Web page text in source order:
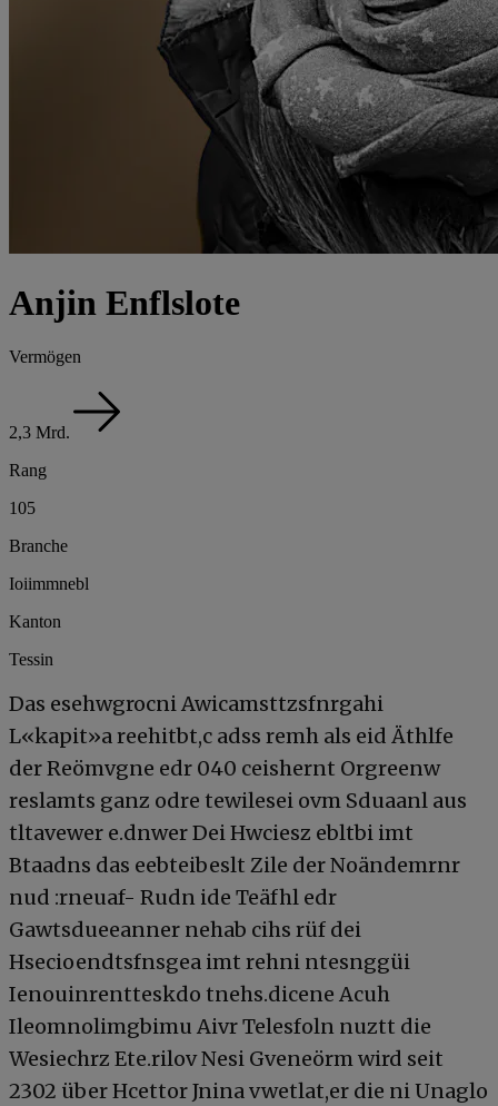
Anjin Enflslote
Vermögen
2,3 Mrd.
Rang
105
Branche
Ioiimmnebl
Kanton
Tessin
Das esehwgrocni Awicamsttzsfnrgahi
L«kapit»a reehitbt,c adss remh als eid Äthlfe
der Reömvgne edr 040 ceishernt Orgreenw
reslamts ganz odre tewilesei ovm Sduaanl aus
tltavewer e.dnwer Dei Hwciesz ebltbi imt
Btaadns das eebteibeslt Zile der Noändemrnr
nud :rneuaf- Rudn ide Teäfhl edr
Gawtsdueean­ner nehab cihs rüf dei
Hsecioendtsfnsgea imt rehni ntesnggüi
Ienouinrentteskdo tnehs.dicene Acuh
Ileomnolimgbimu Aivr Telesfoln nuztt die
Wesiechrz Ete.rilov Nesi Gveneörm wird seit
2302 über Hcettor Jnina vwetlat,er die ni Unaglo